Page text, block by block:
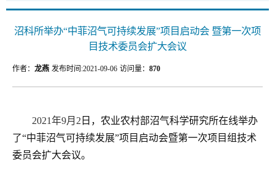
沼科所举办“中菲沼气可持续发展”项目启动会 暨第一次项
目技术委员会扩大会议
作者：龙燕 发布时间:2021-09-06 访问量：870
2021年9月2 日，农业农村部沼气科学研究所在线举办
了“中菲沼气可持续发展”项目启动会暨第一次项目组技术
委员会扩大会议。